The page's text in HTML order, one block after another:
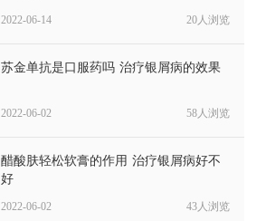
2022-06-14 20人浏览
苏金单抗是口服药吗 治疗银屑病的效果
2022-06-02 58人浏览
醋酸肤轻松软膏的作用 治疗银屑病好不
好
2022-06-02 43人浏览